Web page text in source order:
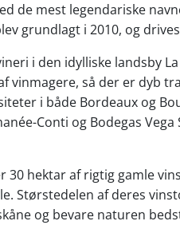
de mest legendariske
grundlagt i 2010, og
i den idylliske landsby
vinmagere, så der er dyb
i både Bordeaux og
Conti og Bodegas
30 hektar af rigtig gamle
Størstedelen af deres
og bevare naturen